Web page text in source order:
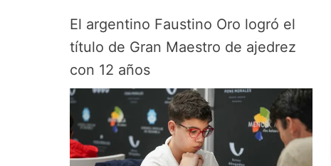
El argentino Faustino Oro logró el
título de Gran Maestro de ajedrez
con 12 años